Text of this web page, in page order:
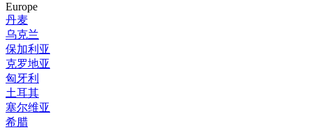
Europe
丹麦
乌克兰
保加利亚
克罗地亚
匈牙利
土耳其
塞尔维亚
希腊